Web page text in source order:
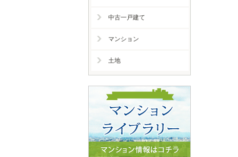
中古一戸建て
マンション
土地